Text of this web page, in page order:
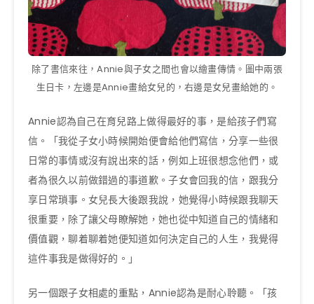
除了書信來往，Annie與子女之間也會以繪畫傳情。圖中兩張
生日卡，左邊是Annie畫給女兒的，右邊是女兒畫給她的。
Annie認為自己在育兒路上做得最好的事，是給孩子們寫
信。「我從子女小時候開始便會給他們寫信，分享一些很
日常的事情或沒有說出來的話，例如上班很想念他們，或
者為很久以前做錯過的事道歉。子女會回我的信，跟我分
享日常瑣事。女兒長大後跟我說，她覺得小時候跟我聊天
很重要，除了讓父母瞭解她，她也從中知道自己的情緒和
價值觀，聊着聊着她便知道如何決定自己的人生，我覺得
這件事我是做得好的。」
另一個跟子女相處的重點，Annie認為是耐心聆聽。「孩